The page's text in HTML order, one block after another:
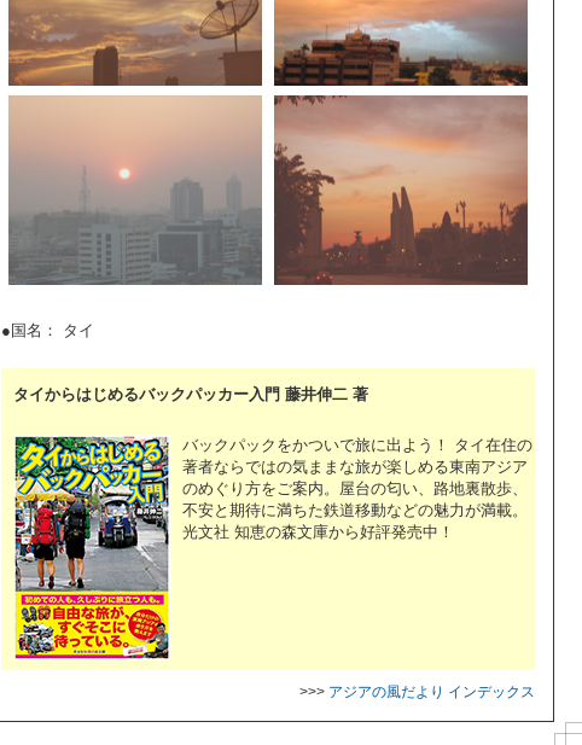
●国名： タイ
タイからはじめるバックパッカー入門 藤井伸二 著
バックパックをかついで旅に出よう！ タイ在住の
著者ならではの気ままな旅が楽しめる東南アジア
のめぐり方をご案内。屋台の匂い、路地裏散歩、
不安と期待に満ちた鉄道移動などの魅力が満載。
光文社 知恵の森文庫から好評発売中！
>>> アジアの風だより インデックス